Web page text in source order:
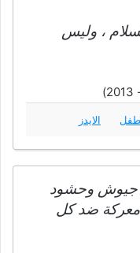
، وليس
الايدز
جيوش وحشود
ضد كل